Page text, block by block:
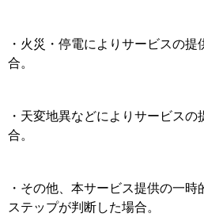
・火災・停電によりサービスの
合。
・天変地異などによりサービス
合。
・その他、本サービス提供の一
ステップが判断した場合。